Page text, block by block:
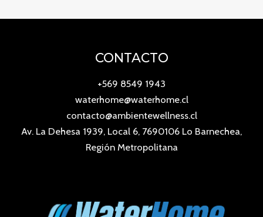
CONTACTO
+569 8549 1943
waterhome@waterhome.cl
contacto@ambientewellness.cl
Av. La Dehesa 1939, Local 6, 7690106 Lo Barnechea,
Región Metropolitana